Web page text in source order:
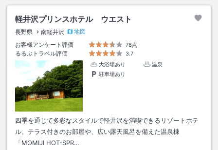
軽井沢プリンスホテル ウエスト
長野県 南軽井沢
地図
お客様アンケート評価
78点
るるぶトラベル評価
3.7
大浴場あり
温泉
駐車場あり
四季を通じて多彩なスタイルで軽井沢を満喫できるリゾートホテ
ル。テラス付きのお部屋や、広い露天風呂を備えた温泉棟
「MOMIJI HOT-SPR…